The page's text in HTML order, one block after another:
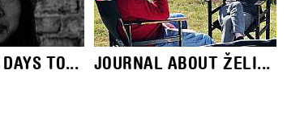
TO... JOURNAL ABOUT ŽELI...